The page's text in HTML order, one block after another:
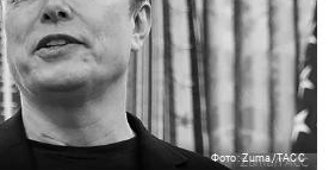
Фото: Zuma/ТАСС